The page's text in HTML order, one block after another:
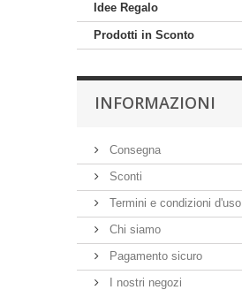
Idee Regalo
Prodotti in Sconto
INFORMAZIONI
Consegna
Sconti
Termini e condizioni d'uso
Chi siamo
Pagamento sicuro
I nostri negozi